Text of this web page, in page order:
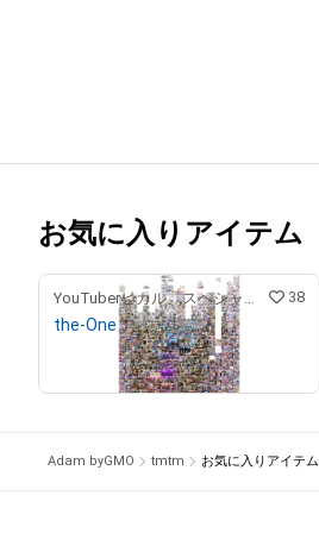
お気に入りアイテム
YouTuberヒカル スペシャルコンテンツストア 38
the-One
9,900,000
Adam byGMO tmtm お気に入りアイテム